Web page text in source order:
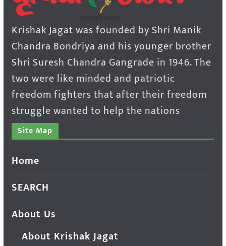
Krishak Jagat was founded by Shri Manik
Chandra Bondriya and his younger brother
Shri Suresh Chandra Gangrade in 1946. The
two were like minded and patriotic
freedom fighters that after their freedom
struggle wanted to help the nations
Site Map
Home
SEARCH
About Us
About Krishak Jagat